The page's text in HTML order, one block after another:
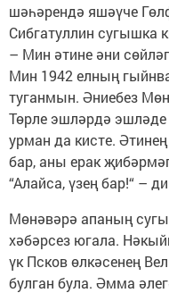
шәһәрендә яшәүче
Сибгатуллин сугышка
– Мин әтине әни
Мин 1942 елның
туганмын. Әниебез
Төрле эшләрдә
урман да кисте.
бар, аны ерак
“Алайса, үзең бар!“ –
Мөнәвәрә апаның
хәбәрсез югала.
үк Псков өлкәсенең
булган була. Әмма